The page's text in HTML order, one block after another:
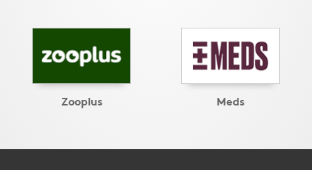
Zooplus Meds